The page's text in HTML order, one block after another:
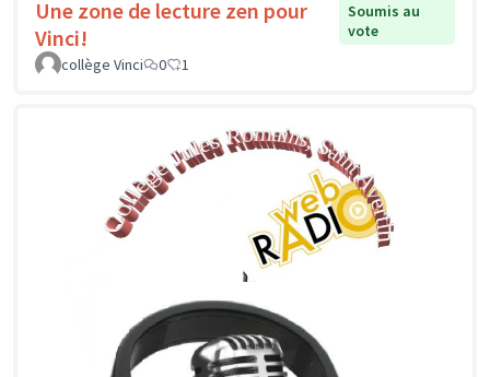
Une zone de lecture zen pour
Vinci!
Soumis au
vote
collège Vinci
0 1